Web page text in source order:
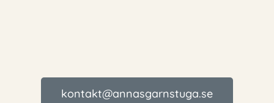
kontakt@annasgarnstuga.se